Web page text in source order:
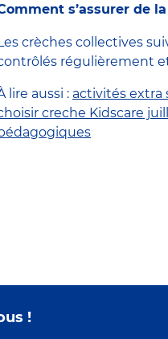
s’assurer de
crèches collectives
régulièrement
lire aussi : activités extra
creche Kidscare
!